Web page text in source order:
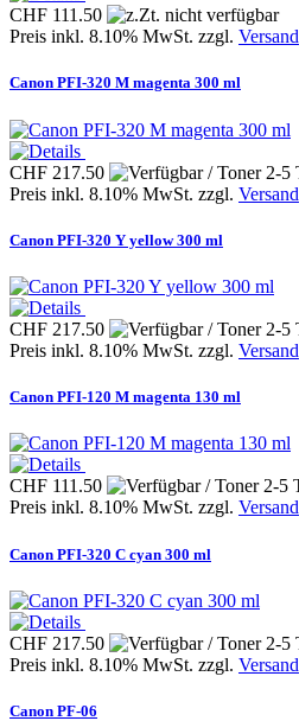
CHF 111.50
Preis inkl. 8.10% MwSt. zzgl. Versand
Canon PFI-320 M magenta 300 ml
CHF 217.50
Preis inkl. 8.10% MwSt. zzgl. Versand
Canon PFI-320 Y yellow 300 ml
CHF 217.50
Preis inkl. 8.10% MwSt. zzgl. Versand
Canon PFI-120 M magenta 130 ml
CHF 111.50
Preis inkl. 8.10% MwSt. zzgl. Versand
Canon PFI-320 C cyan 300 ml
CHF 217.50
Preis inkl. 8.10% MwSt. zzgl. Versand
Canon PF-06